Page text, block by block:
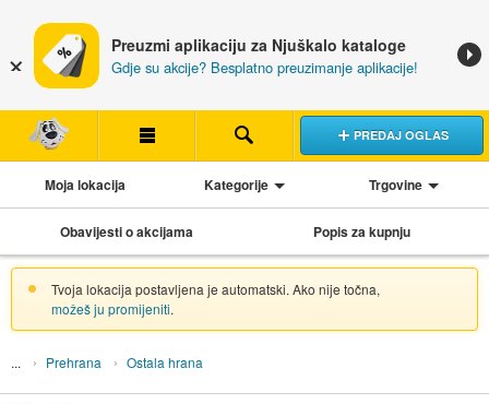
Preuzmi aplikaciju za Njuškalo kataloge
Gdje su akcije? Besplatno preuzimanje aplikacije!
PREDAJ OGLAS
Moja lokacija Kategorije Trgovine
Obavijesti o akcijama Popis za kupnju
Tvoja lokacija postavljena je automatski. Ako nije točna,
možeš ju promijeniti.
Prehrana Ostala hrana